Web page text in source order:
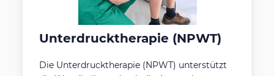
Unterdrucktherapie (NPWT)
Die Unterdrucktherapie (NPWT) unterstützt